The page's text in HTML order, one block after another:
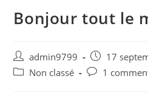
Bonjour tout le
Post
author:
admin9799
Post
published:
17
PostNon classé
Post1